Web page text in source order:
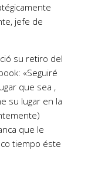
jefe de
su retiro del
«Seguiré
que sea ,
su lugar en la
que le
tiempo éste